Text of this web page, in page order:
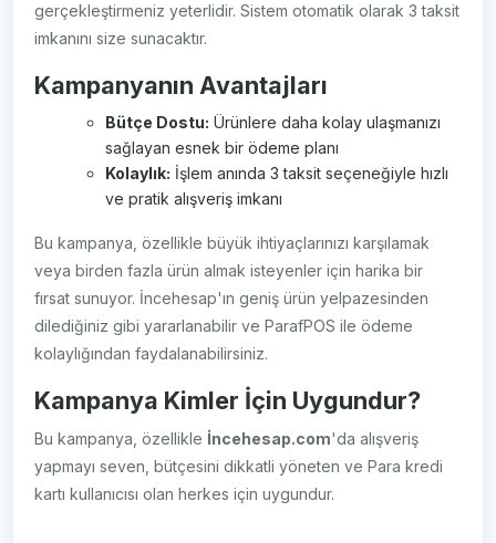
gerçekleştirmeniz yeterlidir. Sistem otomatik olarak 3 taksit
imkanını size sunacaktır.
Kampanyanın Avantajları
Bütçe Dostu: Ürünlere daha kolay ulaşmanızı
sağlayan esnek bir ödeme planı
Kolaylık: İşlem anında 3 taksit seçeneğiyle hızlı
ve pratik alışveriş imkanı
Bu kampanya, özellikle büyük ihtiyaçlarınızı karşılamak
veya birden fazla ürün almak isteyenler için harika bir
fırsat sunuyor. İncehesap'ın geniş ürün yelpazesinden
dilediğiniz gibi yararlanabilir ve ParafPOS ile ödeme
kolaylığından faydalanabilirsiniz.
Kampanya Kimler İçin Uygundur?
Bu kampanya, özellikle İncehesap.com'da alışveriş
yapmayı seven, bütçesini dikkatli yöneten ve Para kredi
kartı kullanıcısı olan herkes için uygundur.